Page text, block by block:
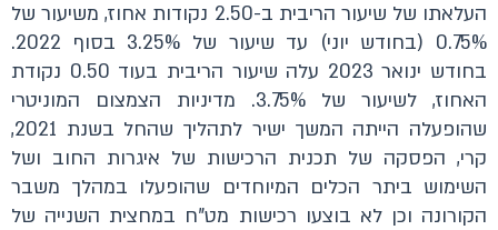
העלאתו של שיעור הריבית ב-2.50 נקודות אחוז, משיעור של
0.75% (בחודש יוני) עד שיעור של 3.25% בסוף 2022.
בחודש ינואר 2023 עלה שיעור הריבית בעוד 0.50 נקודת
האחוז, לשיעור של 3.75%. מדיניות הצמצום המוניטרי
שהופעלה הייתה המשך ישיר לתהליך שהחל בשנת 2021,
קרי, הפסקה של תכנית הרכישות של איגרות החוב ושל
השימוש ביתר הכלים המיוחדים שהופעלו במהלך משבר
הקורונה וכן לא בוצעו רכישות מט"ח במחצית השנייה של